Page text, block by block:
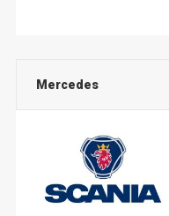
Mercedes